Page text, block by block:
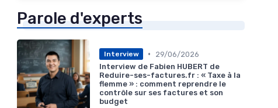
Parole d'experts
Interview •
29/06/2026
Interview de Fabien HUBERT de
Reduire-ses-factures.fr : « Taxe à la
flemme » : comment reprendre le
contrôle sur ses factures et son
budget